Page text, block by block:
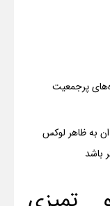
پرجمعیت
به ظاهر لوکس
باشد